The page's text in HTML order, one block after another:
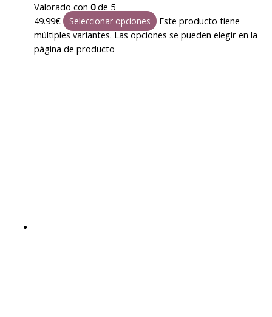
Valorado con 0de 5
49.99€ Seleccionar opciones
Este producto tiene
múltiples variantes. Las opciones se pueden elegir en la
página de producto